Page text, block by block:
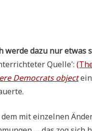
wer­de dazu nur
Quel­le':
Demo­crats objectein
mit ein­zel­nen